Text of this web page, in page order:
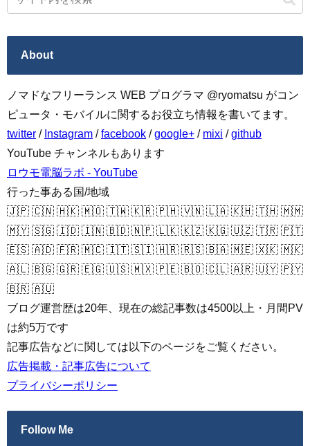
About
ノマドなフリーランス WEB プログラマ @ryomatsu がコン
ピュータ・モバイルに関するお役立ち情報を書いてます。
twitter / Instagram /facebook /google+ / mixi /github
YouTube チャンネルもあります
ロウモ電脳ラボ - YouTube
行った事ある国/地域
🇯🇵 🇨🇳 🇭🇰 🇲🇴 🇹🇼 🇰🇷 🇵🇭 🇻🇳 🇱🇦 🇰🇭 🇹🇭 🇲🇲
🇲🇾 🇸🇬 🇮🇩 🇮🇳 🇧🇩 🇳🇵 🇱🇰 🇰🇿 🇰🇬 🇺🇿 🇹🇷 🇵🇹
🇪🇸 🇦🇩 🇫🇷 🇲🇨 🇮🇹 🇸🇮 🇭🇷 🇷🇸 🇧🇦 🇲🇪 🇽🇰 🇲🇰
🇦🇱 🇧🇬 🇬🇷 🇪🇬 🇺🇸 🇲🇽 🇵🇪 🇧🇴 🇨🇱 🇦🇷 🇺🇾 🇵🇾
🇧🇷 🇦🇺
ブログ運営歴は20年、現在の総記事数は4500以上・月間PV
は約5万です
記事広告などに関しては以下のページをご覧ください。
広告掲載・記事広告について
プライバシーポリシー
Follow Me